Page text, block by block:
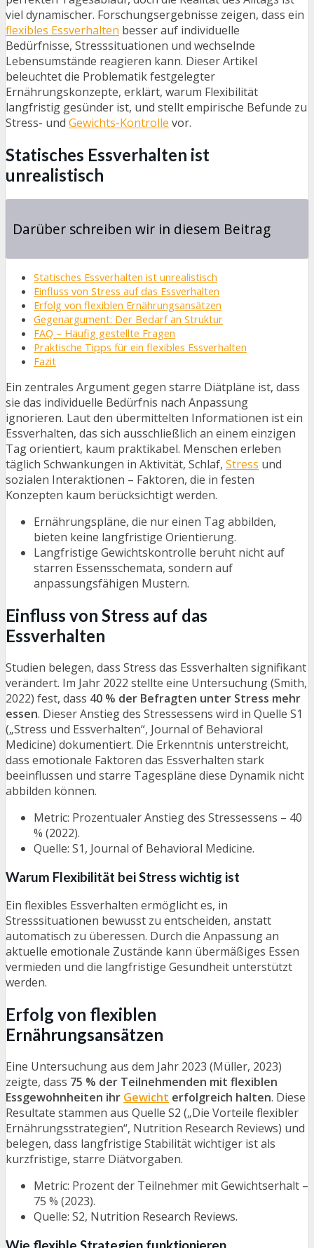
viel dynamischer. Forschungsergebnisse zeigen, dass ein
flexibles Essverhalten besser auf individuelle
Bedürfnisse, Stresssituationen und wechselnde
Lebensumstände reagieren kann. Dieser Artikel
beleuchtet die Problematik festgelegter
Ernährungskonzepte, erklärt, warum Flexibilität
langfristig gesünder ist, und stellt empirische Befunde zu
Stress- und Gewichts-Kontrolle vor.
Statisches Essverhalten ist
unrealistisch
Darüber schreiben wir in diesem Beitrag
Statisches Essverhalten ist unrealistisch
Einfluss von Stress auf das Essverhalten
Erfolg von flexiblen Ernährungsansätzen
Gegenargument: Der Bedarf an Struktur
FAQ – Häufig gestellte Fragen
Praktische Tipps für ein flexibles Essverhalten
Fazit
Ein zentrales Argument gegen starre Diätpläne ist, dass
sie das individuelle Bedürfnis nach Anpassung
ignorieren. Laut den übermittelten Informationen ist ein
Essverhalten, das sich ausschließlich an einem einzigen
Tag orientiert, kaum praktikabel. Menschen erleben
täglich Schwankungen in Aktivität, Schlaf, Stress und
sozialen Interaktionen – Faktoren, die in festen
Konzepten kaum berücksichtigt werden.
Ernährungspläne, die nur einen Tag abbilden,
bieten keine langfristige Orientierung.
Langfristige Gewichtskontrolle beruht nicht auf
starren Essensschemata, sondern auf
anpassungsfähigen Mustern.
Einfluss von Stress auf das
Essverhalten
Studien belegen, dass Stress das Essverhalten signifikant
verändert. Im Jahr 2022 stellte eine Untersuchung (Smith,
2022) fest, dass 40 % der Befragten unter Stress mehr
essen. Dieser Anstieg des Stressessens wird in Quelle S1
(„Stress und Essverhalten“, Journal of Behavioral
Medicine) dokumentiert. Die Erkenntnis unterstreicht,
dass emotionale Faktoren das Essverhalten stark
beeinflussen und starre Tagespläne diese Dynamik nicht
abbilden können.
Metric: Prozentualer Anstieg des Stressessens – 40
% (2022).
Quelle: S1, Journal of Behavioral Medicine.
Warum Flexibilität bei Stress wichtig ist
Ein flexibles Essverhalten ermöglicht es, in
Stresssituationen bewusst zu entscheiden, anstatt
automatisch zu überessen. Durch die Anpassung an
aktuelle emotionale Zustände kann übermäßiges Essen
vermieden und die langfristige Gesundheit unterstützt
werden.
Erfolg von flexiblen
Ernährungsansätzen
Eine Untersuchung aus dem Jahr 2023 (Müller, 2023)
zeigte, dass 75 % der Teilnehmenden mit flexiblen
Essgewohnheiten ihr Gewicht erfolgreich halten. Diese
Resultate stammen aus Quelle S2 („Die Vorteile flexibler
Ernährungsstrategien“, Nutrition Research Reviews) und
belegen, dass langfristige Stabilität wichtiger ist als
kurzfristige, starre Diätvorgaben.
Metric: Prozent der Teilnehmer mit Gewichtserhalt –
75 % (2023).
Quelle: S2, Nutrition Research Reviews.